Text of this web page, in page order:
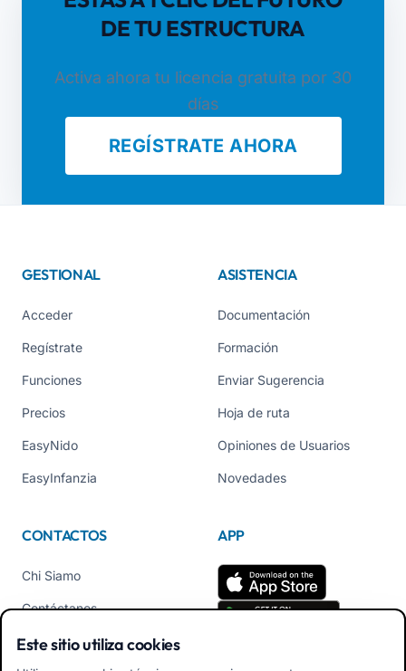
DE TU ESTRUCTURA
Activa ahora tu licencia gratuita por 30
días
REGÍSTRATE AHORA
GESTIONAL
Acceder
Regístrate
Funciones
Precios
EasyNido
EasyInfanzia
ASISTENCIA
Documentación
Formación
Enviar Sugerencia
Hoja de ruta
Opiniones de Usuarios
Novedades
CONTACTOS
Chi Siamo
Contáctanos
Tel +39 02 84152514
APP
Descarga APK App
Este sitio utiliza cookies